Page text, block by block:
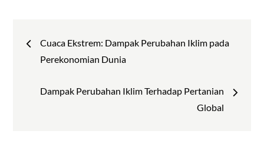
Post
navigation
Cuaca Ekstrem: Dampak Perubahan Iklim pada
Perekonomian Dunia
Dampak Perubahan Iklim Terhadap Pertanian
Global